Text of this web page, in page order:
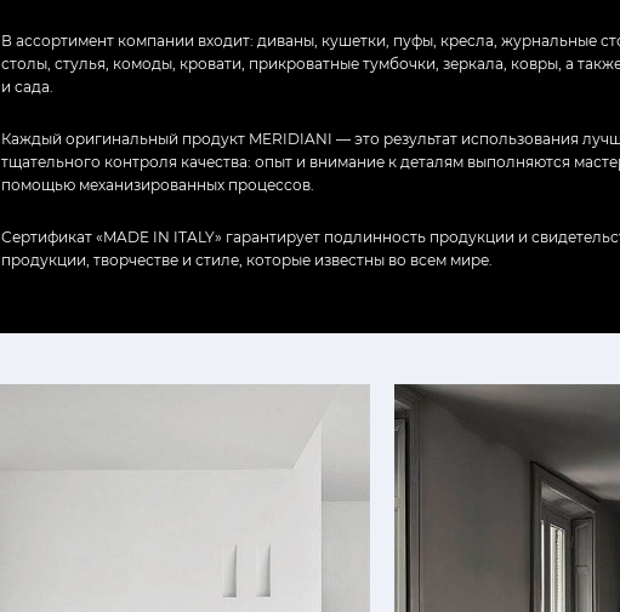
В ассортимент компании входит: диваны, кушетки, пуфы, кресла, журнальные
столы, стулья, комоды, кровати, прикроватные тумбочки, зеркала, ковры, а
и сада.
Каждый оригинальный продукт MERIDIANI — это результат использования
тщательного контроля качества: опыт и внимание к деталям выполняются
помощью механизированных процессов.
Сертификат «MADE IN ITALY» гарантирует подлинность продукции и
продукции, творчестве и стиле, которые известны во всем мире.